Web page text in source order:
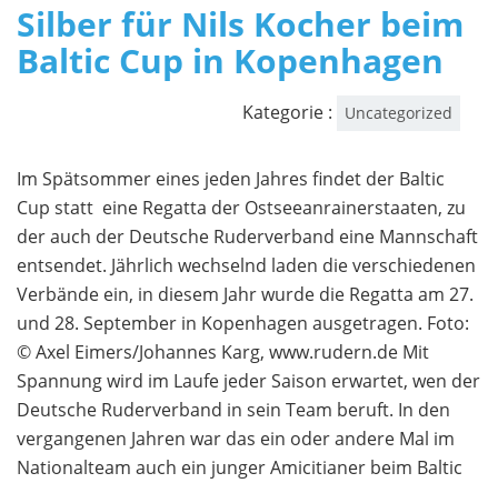
Silber für Nils Kocher beim
Baltic Cup in Kopenhagen
Kategorie : Uncategorized
Im Spätsommer eines jeden Jahres findet der Baltic
Cup statt  eine Regatta der Ostseeanrainerstaaten, zu
der auch der Deutsche Ruderverband eine Mannschaft
entsendet. Jährlich wechselnd laden die verschiedenen
Verbände ein, in diesem Jahr wurde die Regatta am 27.
und 28. September in Kopenhagen ausgetragen. Foto:
© Axel Eimers/Johannes Karg, www.rudern.de Mit
Spannung wird im Laufe jeder Saison erwartet, wen der
Deutsche Ruderverband in sein Team beruft. In den
vergangenen Jahren war das ein oder andere Mal im
Nationalteam auch ein junger Amicitianer beim Baltic